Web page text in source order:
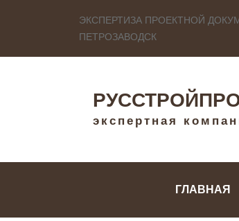
ЭКСПЕРТИЗА ПРОЕКТНОЙ
ПЕТРОЗАВОДСК
экспертная
ГЛАВНАЯ